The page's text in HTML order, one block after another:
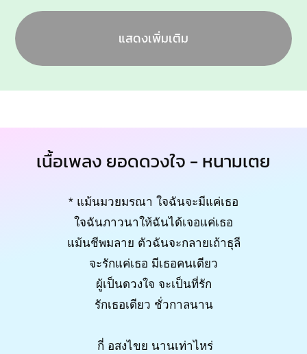
แสดงเพิ่มเติม
เนื้อเพลง ยอดดวงใจ - หนามเตย
* แม้นมวยมรณา ใจฉันจะมีแค่เธอ
ใจฉันภาวนาให้ฉันได้เจอแค่เธอ
แม้นชีพมลาย ตัวฉันจะกลายเถ้าธุลี
จะรักแค่เธอ มีเธอคนเดียว
ผู้เป็นดวงใจ จะเป็นที่รัก
รักเธอเดียว ชั่วกาลนาน
กี่ อสงไขย นานเท่าไหร่